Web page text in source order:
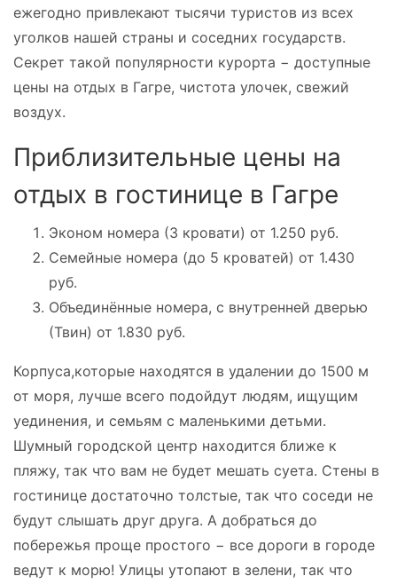
ежегодно привлекают тысячи туристов из всех
уголков нашей страны и соседних государств.
Секрет такой популярности курорта − доступные
цены на отдых в Гагре, чистота улочек, свежий
воздух.
Приблизительные цены на
отдых в гостинице в Гагре
Эконом номера (3 кровати) от 1.250 руб.
Семейные номера (до 5 кроватей) от 1.430
руб.
Объединённые номера, с внутренней дверью
(Твин) от 1.830 руб.
Корпуса,которые находятся в удалении до 1500 м
от моря, лучше всего подойдут людям, ищущим
уединения, и семьям с маленькими детьми.
Шумный городской центр находится ближе к
пляжу, так что вам не будет мешать суета. Стены в
гостинице достаточно толстые, так что соседи не
будут слышать друг друга. А добраться до
побережья проще простого − все дороги в городе
ведут к морю! Улицы утопают в зелени, так что